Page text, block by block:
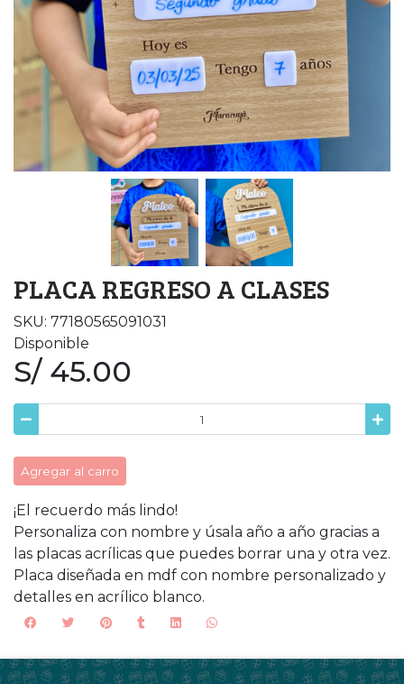
PLACA REGRESO A CLASES
SKU: 77180565091031
Disponible
S/ 45.00
Agregar al carro
¡El recuerdo más lindo!
Personaliza con nombre y úsala año a año gracias a
las placas acrílicas que puedes borrar una y otra vez.
Placa diseñada en mdf con nombre personalizado y
detalles en acrílico blanco.